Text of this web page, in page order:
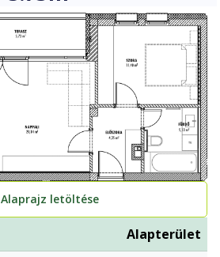
Alaprajz letöltése
Alapterület